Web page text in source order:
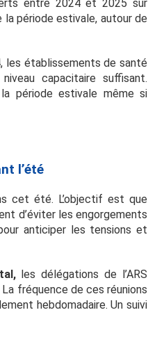
entre 2024 et 2025 sur
la période estivale, autour de
les établissements de santé
capacitaire suffisant.
période estivale même si
l’été
cet été. L’objectif est que
d’éviter les engorgements
anticiper les tensions et
les délégations de l’ARS
fréquence de ces réunions
hebdomadaire. Un suivi